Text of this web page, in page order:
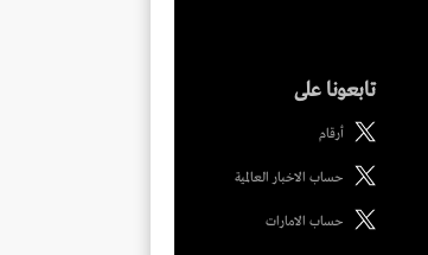
تابعونا على
أرقام
حساب الاخبار العالمية
حساب الامارات